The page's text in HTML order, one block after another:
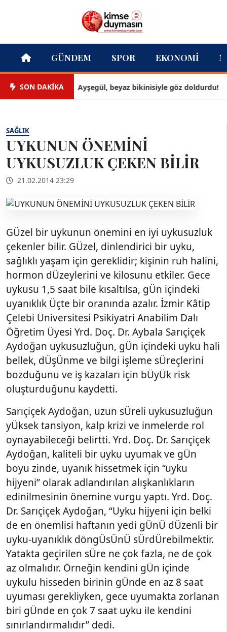
GÜNDEM SPOR EKONOMI
SON DAKİKAAyşegül, beyaz bikinisiyle göz doldurdu!
SAĞLIK
UYKUNUN ÖNEMİNİ
UYKUSUZLUK ÇEKEN BİLİR
21.02.2014 23:29
GÜzel bir uykunun önemini en iyi uykusuzluk
çekenler bilir. GÜzel, dinlendirici bir uyku,
sağlıklı yaşam için gereklidir; kişinin ruh halini,
hormon dÜzeylerini ve kilosunu etkiler. Gece
uykusu 1,5 saat bile kısaltılsa, gÜn içindeki
uyanıklık Üçte bir oranında azalır. İzmir Kâtip
Çelebi Üniversitesi Psikiyatri Anabilim Dalı
Öğretim Üyesi Yrd. Doç. Dr. Aybala Sarıçiçek
Aydoğan uykusuzluğun, gÜn içindeki uyku hali
bellek, dÜşÜnme ve bilgi işleme sÜreçlerini
bozduğunu ve iş kazaları için bÜyÜk risk
oluşturduğunu kaydetti.
Sarıçiçek Aydoğan, uzun sÜreli uykusuzluğun
yÜksek tansiyon, kalp krizi ve inmelerde rol
oynayabileceği belirtti. Yrd. Doç. Dr. Sarıçiçek
Aydoğan, kaliteli bir uyku uyumak ve gÜn
boyu zinde, uyanık hissetmek için “uyku
hijyeni” olarak adlandırılan alışkanlıkların
edinilmesinin önemine vurgu yaptı. Yrd. Doç.
Dr. Sarıçiçek Aydoğan, “Uyku hijyeni için belki
de en önemlisi haftanın yedi gÜnÜ dÜzenli bir
uyku-uyanıklık döngÜsÜnÜ sÜrdÜrebilmektir.
Yatakta geçirilen sÜre ne çok fazla, ne de çok
az olmalıdır. Örneğin kendini gÜn içinde
uykulu hisseden birinin gÜnde en az 8 saat
uyuması gerekliyken, gece uyumakta zorlanan
biri gÜnde en çok 7 saat uyku ile kendini
sınırlandırmalıdır” dedi.